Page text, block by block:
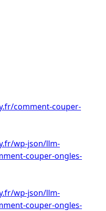
comment-couper-
wp-json/llm-
couper-ongles-
wp-json/llm-
couper-ongles-